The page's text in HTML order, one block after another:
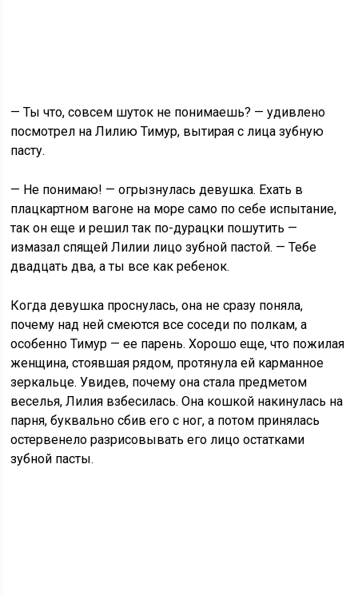
— Ты что, совсем шуток не понимаешь? — удивлено
посмотрел на Лилию Тимур, вытирая с лица зубную
пасту.
— Не понимаю! — огрызнулась девушка. Ехать в
плацкартном вагоне на море само по себе испытание,
так он еще и решил так по-дурацки пошутить —
измазал спящей Лилии лицо зубной пастой. — Тебе
двадцать два, а ты все как ребенок.
Когда девушка проснулась, она не сразу поняла,
почему над ней смеются все соседи по полкам, а
особенно Тимур — ее парень. Хорошо еще, что пожилая
женщина, стоявшая рядом, протянула ей карманное
зеркальце. Увидев, почему она стала предметом
веселья, Лилия взбесилась. Она кошкой накинулась на
парня, буквально сбив его с ног, а потом принялась
остервенело разрисовывать его лицо остатками
зубной пасты.